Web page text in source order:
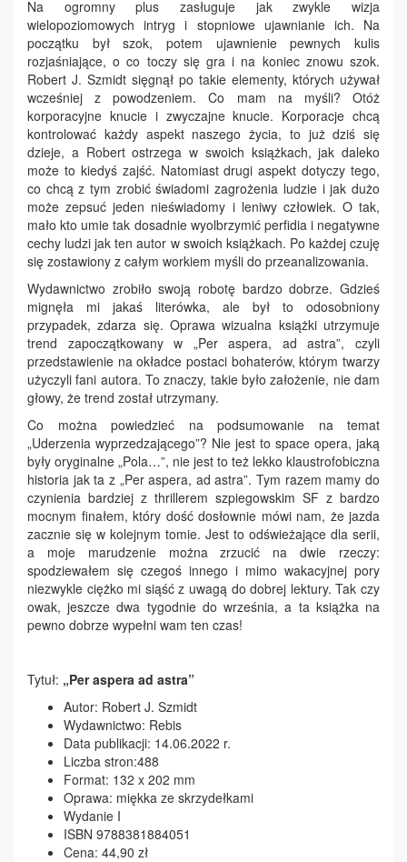
Na ogromny plus zasługuje jak zwykle wizja
wielopoziomowych intryg i stopniowe ujawnianie ich. Na
początku był szok, potem ujawnienie pewnych kulis
rozjaśniające, o co toczy się gra i na koniec znowu szok.
Robert J. Szmidt sięgnął po takie elementy, których używał
wcześniej z powodzeniem. Co mam na myśli? Otóż
korporacyjne knucie i zwyczajne knucie. Korporacje chcą
kontrolować każdy aspekt naszego życia, to już dziś się
dzieje, a Robert ostrzega w swoich książkach, jak daleko
może to kiedyś zajść. Natomiast drugi aspekt dotyczy tego,
co chcą z tym zrobić świadomi zagrożenia ludzie i jak dużo
może zepsuć jeden nieświadomy i leniwy człowiek. O tak,
mało kto umie tak dosadnie wyolbrzymić perfidia i negatywne
cechy ludzi jak ten autor w swoich książkach. Po każdej czuję
się zostawiony z całym workiem myśli do przeanalizowania.
Wydawnictwo zrobiło swoją robotę bardzo dobrze. Gdzieś
mignęła mi jakaś literówka, ale był to odosobniony
przypadek, zdarza się. Oprawa wizualna książki utrzymuje
trend zapoczątkowany w „Per aspera, ad astra”, czyli
przedstawienie na okładce postaci bohaterów, którym twarzy
użyczyli fani autora. To znaczy, takie było założenie, nie dam
głowy, że trend został utrzymany.
Co można powiedzieć na podsumowanie na temat
„Uderzenia wyprzedzającego”? Nie jest to space opera, jaką
były oryginalne „Pola…”, nie jest to też lekko klaustrofobiczna
historia jak ta z „Per aspera, ad astra”. Tym razem mamy do
czynienia bardziej z thrillerem szpiegowskim SF z bardzo
mocnym finałem, który dość dosłownie mówi nam, że jazda
zacznie się w kolejnym tomie. Jest to odświeżające dla serii,
a moje marudzenie można zrzucić na dwie rzeczy:
spodziewałem się czegoś innego i mimo wakacyjnej pory
niezwykle ciężko mi siąść z uwagą do dobrej lektury. Tak czy
owak, jeszcze dwa tygodnie do września, a ta książka na
pewno dobrze wypełni wam ten czas!
Tytuł: „Per aspera ad astra”
Autor: Robert J. Szmidt
Wydawnictwo: Rebis
Data publikacji: 14.06.2022 r.
Liczba stron:488
Format: 132 x 202 mm
Oprawa: miękka ze skrzydełkami
Wydanie I
ISBN 9788381884051
Cena: 44,90 zł